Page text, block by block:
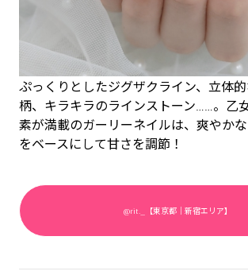
ぷっくりとしたジグザクライン、立体
柄、キラキラのラインストーン……。乙
素が満載のガーリーネイルは、爽やか
をベースにして甘さを調節！
@rit._【東京都｜新宿エリア】